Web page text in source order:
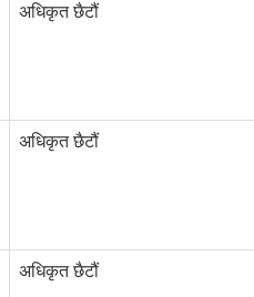
अधिकृत छैटौं
अधिकृत छैटौं
अधिकृत छैटौं